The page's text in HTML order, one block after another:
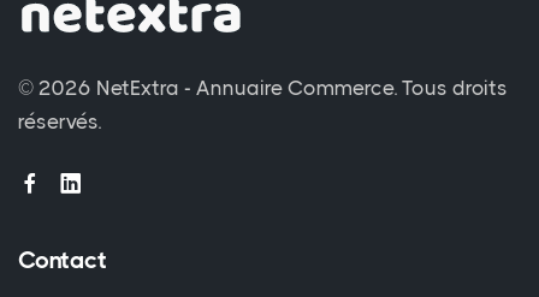
© 2026 NetExtra - Annuaire Commerce. Tous droits
réservés.
Contact